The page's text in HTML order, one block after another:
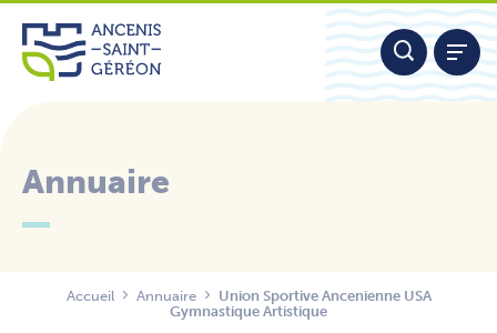
Aller
contenu
Annuaire
Accueil Annuaire
Union Sportive Ancenienne USA
Gymnastique Artistique
Panneau de gestion des cookies